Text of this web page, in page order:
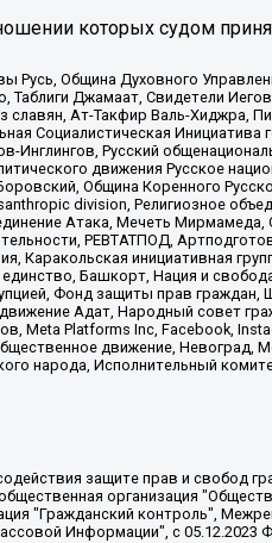
которых судом
Община Духовного
Джамаат, Свидетели
Ат-Такфир Валь-Хиджра,
Социалистическая
Русский
движения Русское
Община Коренного
division, Религиозное
Атака, Мечеть
РЕВТАТПОД,
инициативная
Башкорт, Нация и
Фонд защиты прав граждан,
Адат, Народный совет
Meta Platforms Inc, Facebook,
движение,
народа, Исполнительный
ответственностью "Ромашки монолит", Важенков Артем Валерьевич, Ивановская областная общественная организация "Центр гендерных исследований", Гурман Юрий Альбертович, Медиапроект "ОВД-Инфо", Егоров Владимир Владимирович, Жилинский Владимир Александрович, Общество с ограниченной ответственностью "ЗП", Иванова София Юрьевна, Карезина Инна Павловна, Кильтау Екатерина Викторовна, Петров Алексей Викторович, Пискунов Сергей Евгеньевич, Смирнов Сергей Сергеевич, Тихонов Михаил Сергеевич, Общество с ограниченной ответственностью "ЖУРНАЛИСТ-ИНОСТРАННЫЙ АГЕНТ", Арапова Галина Юрьевна, Вольтская Татьяна Анатольевна, Американская компания "Mason G.E.S. Anonymous Foundation" (США), являющаяся владельцем интернет-издания https://mnews.world/, Компания "Stichting Bellingcat", зарегистрированная в Нидерландах (дата регистрации 11.07.2018), Захаров Андрей Вячеславович, Клепиковская Екатерина Дмитриевна, Общество с ограниченной ответственностью "МЕМО", Перл Роман Александрович, Симонов Евгений Алексеевич, Соловьева Елена Анатольевна, Сотников Даниил Владимирович, Сурначева Елизавета Дмитриевна, Автономная некоммерческая организация по защите прав человека и информированию населения "Якутия – Наше Мнение", Общество с ограниченной ответственностью "Москоу диджитал медиа", с 26.01.2023 Общество с ограниченной ответственностью "Чайка Белые сады", Ветошкина Валерия Валерьевна, Заговора Максим Александрович, Межрегиональное общественное движение "Российская ЛГБТ - сеть", Оленичев Максим Владимирович, Павлов Иван Юрьевич, Скворцова Елена Сергеевна, Общество с ограниченной ответственностью "Как бы инагент", Кочетков Игорь Викторович, Общество с ограниченной